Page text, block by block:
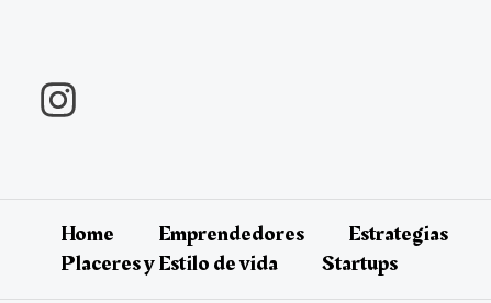
contenido
Home Emprendedores Estrategias
Placeres y Estilo de vida
Startups